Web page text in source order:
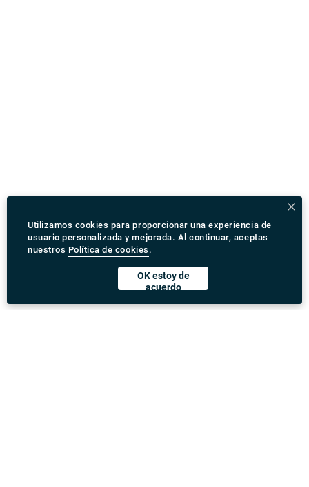
Utilizamos cookies para proporcionar una experiencia de
usuario personalizada y mejorada. Al continuar, aceptas
nuestros Política de cookies .
OK estoy de
acuerdo